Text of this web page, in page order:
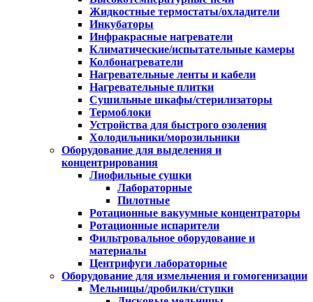
Жидкостные термостаты/охладители
Инкубаторы
Инфракрасные нагреватели
Климатические/испытательные камеры
Колбонагреватели
Нагревательные ленты и кабели
Нагревательные плитки
Сушильные шкафы/стерилизаторы
Термоблоки
Устройства для быстрого озоления
Холодильники/морозильники
Оборудование для выделения и
концентрирования
Лиофильные сушки
Лабораторные
Пилотные
Ротационные вакуумные концентраторы
Ротационные испарители
Фильтровальное оборудование и
материалы
Центрифуги лабораторные
Оборудование для измельчения и гомогенизации
Мельницы/дробилки/ступки